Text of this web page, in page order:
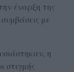
έναρξη της
με
η
στιγμής